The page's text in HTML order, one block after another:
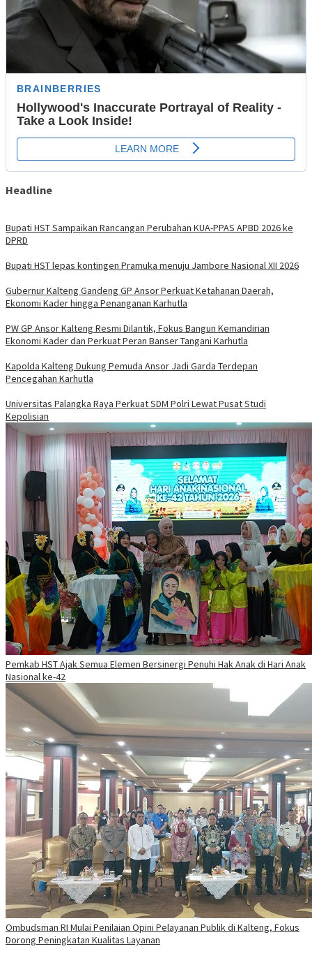
Headline
Bupati HST Sampaikan Rancangan Perubahan KUA-PPAS APBD 2026 ke
DPRD
Bupati HST lepas kontingen Pramuka menuju Jambore Nasional XII 2026
Gubernur Kalteng Gandeng GP Ansor Perkuat Ketahanan Daerah,
Ekonomi Kader hingga Penanganan Karhutla
PW GP Ansor Kalteng Resmi Dilantik, Fokus Bangun Kemandirian
Ekonomi Kader dan Perkuat Peran Banser Tangani Karhutla
Kapolda Kalteng Dukung Pemuda Ansor Jadi Garda Terdepan
Pencegahan Karhutla
Universitas Palangka Raya Perkuat SDM Polri Lewat Pusat Studi
Kepolisian
Pemkab HST Ajak Semua Elemen Bersinergi Penuhi Hak Anak di Hari Anak
Nasional ke-42
Ombudsman RI Mulai Penilaian Opini Pelayanan Publik di Kalteng, Fokus
Dorong Peningkatan Kualitas Layanan